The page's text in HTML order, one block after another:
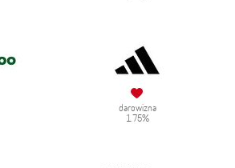
darowizna
1.75%